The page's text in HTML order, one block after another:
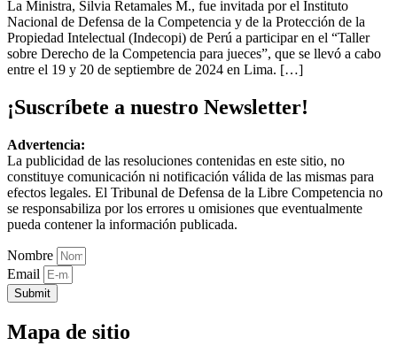
La Ministra, Silvia Retamales M., fue invitada por el Instituto
Nacional de Defensa de la Competencia y de la Protección de la
Propiedad Intelectual (Indecopi) de Perú a participar en el “Taller
sobre Derecho de la Competencia para jueces”, que se llevó a cabo
entre el 19 y 20 de septiembre de 2024 en Lima. […]
¡Suscríbete a nuestro Newsletter!
Advertencia:
La publicidad de las resoluciones contenidas en este sitio, no
constituye comunicación ni notificación válida de las mismas para
efectos legales. El Tribunal de Defensa de la Libre Competencia no
se responsabiliza por los errores u omisiones que eventualmente
pueda contener la información publicada.
Nombre
Email
Submit
Mapa de sitio